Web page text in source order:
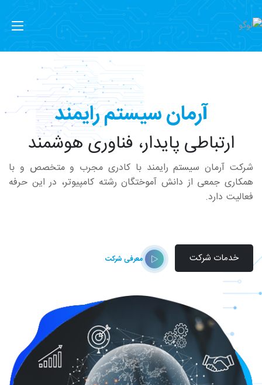
آرمان سیستم رایمند
ارتباطی پایدار، فناوری هوشمند
شرکت آرمان سیستم رایمند با کادری مجرب و متخصص و با
همکاری جمعی از دانش آموختگان رشته کامپیوتر، در این حرفه
فعالیت دارد.
خدمات شرکت معرفی شرکت